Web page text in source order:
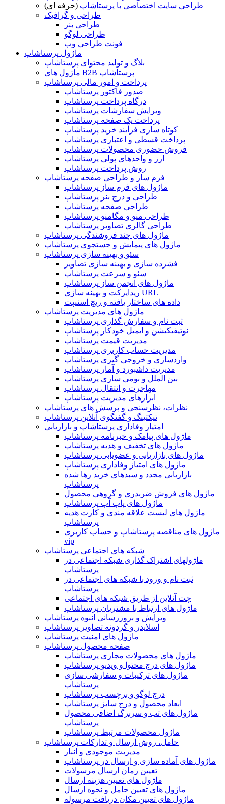
طراحی سایت اختصاصی با پرستاشاپ (حرفه ای)
طراحی و گرافیک
طراحی بنر
طراحی لوگو
فونت طراحی وب
ماژول پرستاشاپ
بلاگ و تولید محتوای پرستاشاپ
ماژول های B2B پرستاشاپ
پرداخت و امور مالی پرستاشاپ
صدور فاکتور پرستاشاپ
درگاه پرداخت پرستاشاپ
ویرایش سفارشات پرستاشاپ
پرداخت یک صفحه پرستاشاپ
کوتاه سازی فرآیند خرید پرستاشاپ
پرداخت قسطی و اعتباری پرستاشاپ
فروش حضوری محصولات پرستاشاپ
ارز و واحدهای پولی پرستاشاپ
روش پرداخت پرستاشاپ
فرم ساز و طراحی صفحه پرستاشاپ
ماژول های فرم ساز پرستاشاپ
طراحی و درج بنر پرستاشاپ
طراحی صفحه پرستاشاپ
طراحی منو و مگامنو پرستاشاپ
طراحی گالری تصاویر پرستاشاپ
ماژول های چند فروشندگی پرستاشاپ
ماژول های پیمایش و جستجوی پرستاشاپ
سئو و بهینه سازی پرستاشاپ
فشرده سازی و بهینه سازی تصاویر
سئو و سرعت پرستاشاپ
ماژول های انجمن ساز پرستاشاپ
ریدایرکت و بهینه سازی URL
داده های ساختار یافته و ریچ اسنیپت
ماژول های مدیریت پرستاشاپ
ثبت نام و سفارش گذاری پرستاشاپ
نوتیفیکیشن و ایمیل خودکار پرستاشاپ
مدیریت قیمت پرستاشاپ
مدیریت حساب کاربری پرستاشاپ
واردسازی و خروجی گیری پرستاشاپ
مدیریت داشبورد و آمار پرستاشاپ
بین الملل و بومی سازی پرستاشاپ
مهاجرت و انتقال پرستاشاپ
ابزارهای مدیریت پرستاشاپ
نظرات، نظرسنجی و پرسش های پرستاشاپ
تیکتینگ و گفتگوی آنلاین پرستاشاپ
امتیاز وفاداری پرستاشاپ و بازاریابی
ماژول های پیامک و خبرنامه پرستاشاپ
ماژول های تخفیف و هدیه پرستاشاپ
ماژول های بازاریابی و عضویابی پرستاشاپ
ماژول های امتیاز وفاداری پرستاشاپ
بازاریابی مجدد و سبدهای خرید رها شده
پرستاشاپ
ماژول های فروش ضربدری و گروهی محصول
ماژول های پاپ آپ پرستاشاپ
ماژول های لیست علاقه مندی و کارت هدیه
پرستاشاپ
ماژول های مناقصه پرستاشاپ و حساب کاربری
vip
شبکه های اجتماعی پرستاشاپ
ماژولهای اشتراک‌ گذاری شبکه اجتماعی در
پرستاشاپ
ثبت نام و ورود با شبکه های اجتماعی در
پرستاشاپ
چت آنلاین از طریق شبکه های اجتماعی
ماژول های ارتباط با مشتریان پرستاشاپ
ویرایش و بروزرسانی انبوه پرستاشاپ
اسلایدر و گردونه تصاویر پرستاشاپ
ماژول های امنیت پرستاشاپ
صفحه محصول پرستاشاپ
ماژول های محصولات مجازی پرستاشاپ
ماژول های درج محتوا و ویدیو پرستاشاپ
ماژول های ترکیبات و سفارشی سازی
پرستاشاپ
درج لوگو و برچسب پرستاشاپ
ابعاد محصول و درج سایز پرستاشاپ
ماژول های تب و سربرگ اضافی محصول
پرستاشاپ
ماژول محصولات مرتبط پرستاشاپ
حامل، روش ارسال و تدارکات پرستاشاپ
مدیریت موجودی و انبار
ماژول های آماده سازی و ارسال در پرستاشاپ
تعیین زمان ارسال مرسولات
ماژول های تعیین هزینه ارسال
ماژول های تعیین حامل و نحوه ارسال
ماژول های تعیین مکان دریافت مرسوله